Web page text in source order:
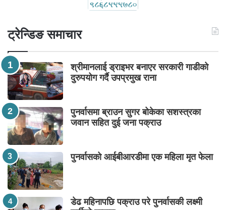
ट्रेन्डिङ समाचार
श्रीमानलाई ड्राइभर बनाएर सरकारी गाडीको
दुरुपयोग गर्दै उपप्रमुख राना
पुनर्वासमा ब्राउन सुगर बोकेका सशस्त्रका
जवान सहित दुई जना पक्राउ
पुनर्वासको आईबीआरडीमा एक महिला मृत फेला
डेढ महिनापछि पक्राउ परे पुनर्वासकी लक्ष्मी